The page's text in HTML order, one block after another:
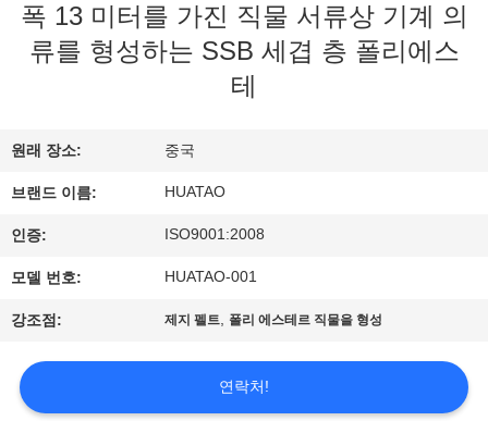
대
하
공
장
여
행
품
폭 13 미터를 가진 직물 서류상 기계 의
류를 형성하는 SSB 세겹 층 폴리에스
테
원래 장소: 중국
브랜드 이름: HUATAO
인증: ISO9001:2008
모델 번호: HUATAO-001
강조점: 제지 펠트, 폴리 에스테르 직물을 형성
연락처!